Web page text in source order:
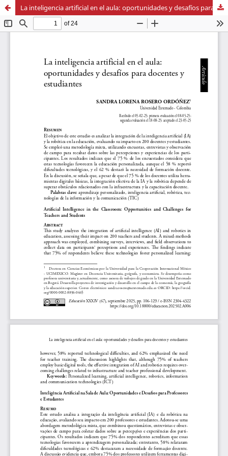
La inteligencia artificial en el aula: oportunidades y desafíos para docentes y estudiantes